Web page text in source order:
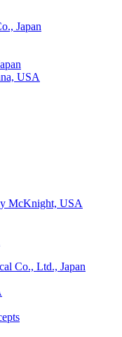
Japan
USA
McKnight, USA
Co., Ltd., Japan